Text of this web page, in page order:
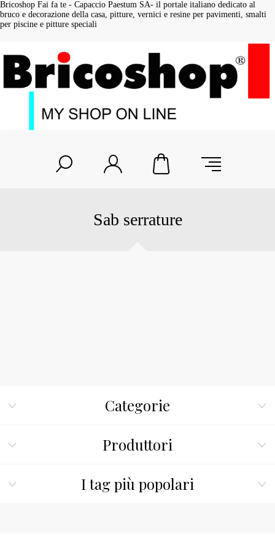
Bricoshop Fai fa te - Capaccio Paestum SA- il portale italiano dedicato al
bruco e decorazione della casa, pitture, vernici e resine per pavimenti, smalti
per piscine e pitture speciali
Sab serrature
Categorie
Produttori
I tag più popolari